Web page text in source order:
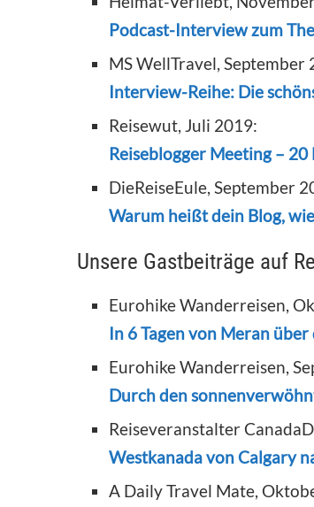
Podcast-Interview zum
MS WellTravel, September
Interview-Reihe: Die
Reisewut, Juli 2019:
Reiseblogger Meeting –
DieReiseEule, September
Warum heißt dein Blog,
Unsere Gastbeiträge auf
Eurohike Wanderreisen,
In 6 Tagen von Meran
Eurohike Wanderreisen,
Durch den
Reiseveranstalter
Westkanada von Calgary
A Daily Travel Mate,